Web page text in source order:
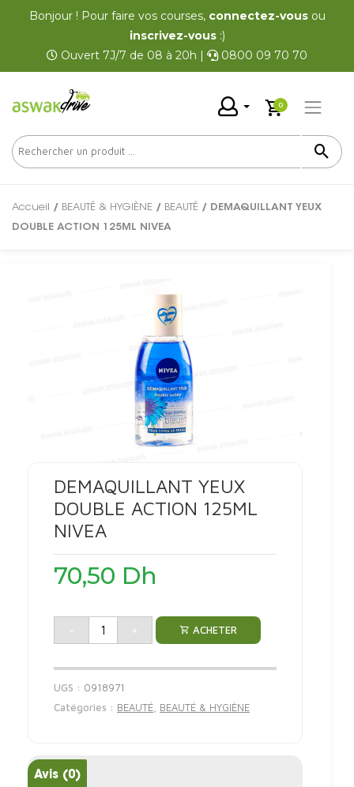
Bonjour ! Pour faire vos courses, connectez-vousou
inscrivez-vous:)
Ouvert 7J/7 de 08 à 20h |
0800 09 70 70
0
Accueil / BEAUTÉ & HYGIÈNE / BEAUTÉ / DEMAQUILLANT YEUX
DOUBLE ACTION 125ML NIVEA
DEMAQUILLANT YEUX
DOUBLE ACTION 125ML
NIVEA
70,50 Dh
- + ACHETER
UGS : 0918971
Catégories : BEAUTÉ BEAUTÉ & HYGIÈNE
Avis (0)